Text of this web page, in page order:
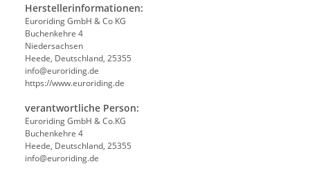
Herstellerinformationen:
Euroriding GmbH & Co KG
Buchenkehre 4
Niedersachsen
Heede, Deutschland, 25355
info@euroriding.de
https://www.euroriding.de
verantwortliche Person:
Euroriding GmbH & Co.KG
Buchenkehre 4
Heede, Deutschland, 25355
info@euroriding.de